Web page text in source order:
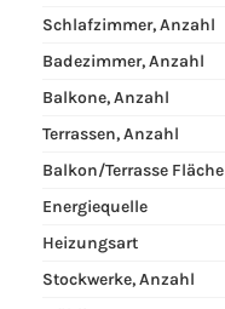
Schlafzimmer, Anzahl
Badezimmer, Anzahl
Balkone, Anzahl
Terrassen, Anzahl
Balkon/Terrasse Fläche
Energiequelle
Heizungsart
Stockwerke, Anzahl